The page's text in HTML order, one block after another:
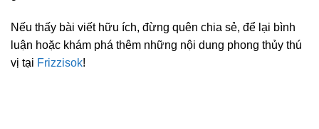
Nếu thấy bài viết hữu ích, đừng quên chia sẻ, để lại bình
luận hoặc khám phá thêm những nội dung phong thủy thú
vị tại Frizzisok!